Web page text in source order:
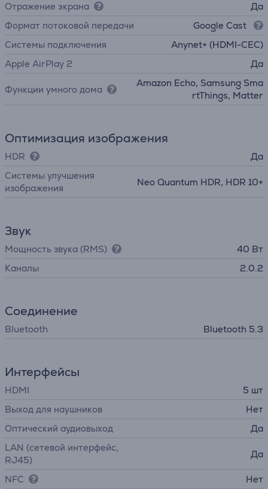
Отражение экрана
Да
Формат потоковой передачи
Google Cast
Системы подключения
Anynet+ (HDMI-CEC)
Apple AirPlay 2
Да
Функции умного дома
Amazon Echo, Samsung Sma
rtThings, Matter
Оптимизация изображения
HDR
Да
Системы улучшения
изображения
Neo Quantum HDR, HDR 10+
Звук
Мощность звука (RMS)
40 Вт
Каналы
2.0.2
Соединение
Bluetooth Bluetooth 5.3
Интерфейсы
HDMI
5 шт
Выход для наушников
Нет
Оптический аудиовыход
Да
LAN (сетевой интерфейс,
RJ45)
Да
NFC
Нет